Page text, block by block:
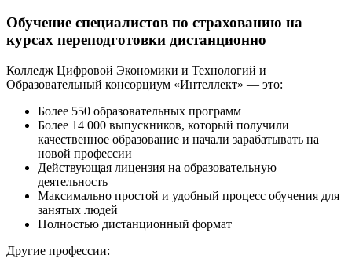
Обучение специалистов по страхованию на
курсах переподготовки дистанционно
Колледж Цифровой Экономики и Технологий и
Образовательный консорциум «Интеллект» — это:
Более 550 образовательных программ
Более 14 000 выпускников, который получили
качественное образование и начали зарабатывать на
новой профессии
Действующая лицензия на образовательную
деятельность
Максимально простой и удобный процесс обучения для
занятых людей
Полностью дистанционный формат
Другие профессии: